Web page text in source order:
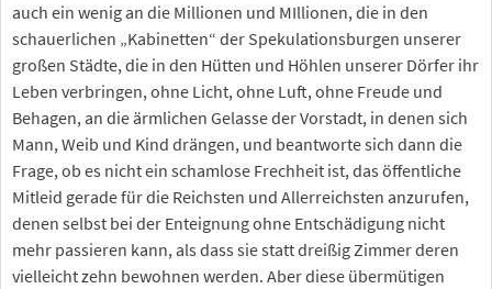
auch ein wenig an die Millionen und MIllionen, die in den
schauerlichen „Kabinetten“ der Spekulationsburgen unserer
großen Städte, die in den Hütten und Höhlen unserer Dörfer ihr
Leben verbringen, ohne Licht, ohne Luft, ohne Freude und
Behagen, an die ärmlichen Gelasse der Vorstadt, in denen sich
Mann, Weib und Kind drängen, und beantworte sich dann die
Frage, ob es nicht ein schamlose Frechheit ist, das öffentliche
Mitleid gerade für die Reichsten und Allerreichsten anzurufen,
denen selbst bei der Enteignung ohne Entschädigung nicht
mehr passieren kann, als dass sie statt dreißig Zimmer deren
vielleicht zehn bewohnen werden. Aber diese übermütigen